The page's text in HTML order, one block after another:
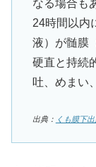
なる場合も
24時間以内
液）が髄膜
硬直と持続
吐、めまい
出典： くも膜下